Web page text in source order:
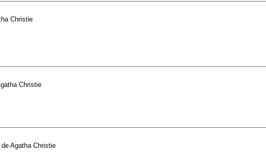
Christie
Christie
de Agatha Christie